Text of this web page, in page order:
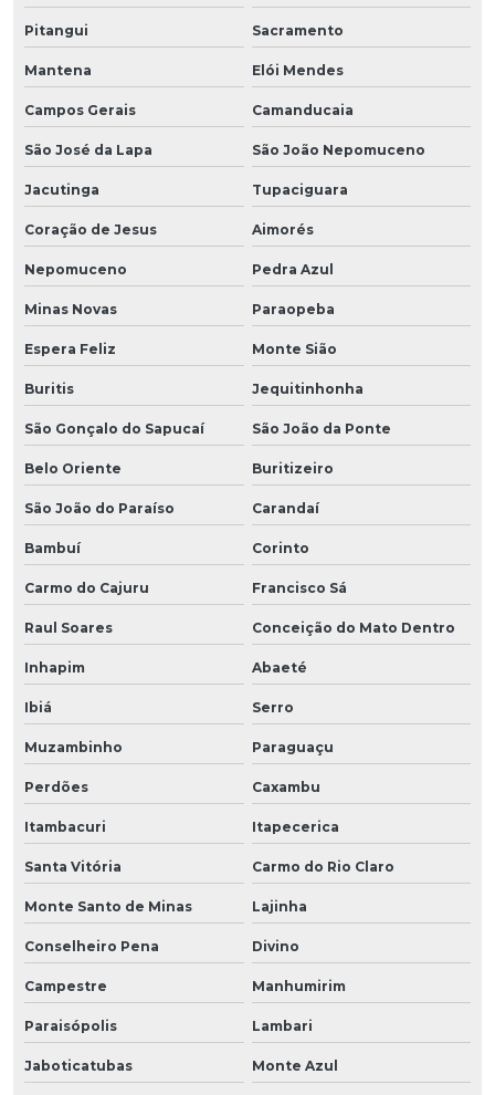
Pitangui Sacramento
Mantena Elói Mendes
Campos Gerais Camanducaia
São José da Lapa São João Nepomuceno
Jacutinga Tupaciguara
Coração de Jesus Aimorés
Nepomuceno Pedra Azul
Minas Novas Paraopeba
Espera Feliz Monte Sião
Buritis Jequitinhonha
São Gonçalo do Sapucaí São João da Ponte
Belo Oriente Buritizeiro
São João do Paraíso Carandaí
Bambuí Corinto
Carmo do Cajuru Francisco Sá
Raul Soares Conceição do Mato Dentro
Inhapim Abaeté
Ibiá Serro
Muzambinho Paraguaçu
Perdões Caxambu
Itambacuri Itapecerica
Santa Vitória Carmo do Rio Claro
Monte Santo de Minas Lajinha
Conselheiro Pena Divino
Campestre Manhumirim
Paraisópolis Lambari
Jaboticatubas Monte Azul